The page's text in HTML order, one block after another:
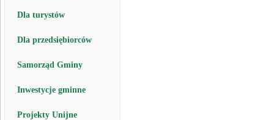
Dla turystów
Dla przedsiębiorców
Samorząd Gminy
Inwestycje gminne
Projekty Unijne